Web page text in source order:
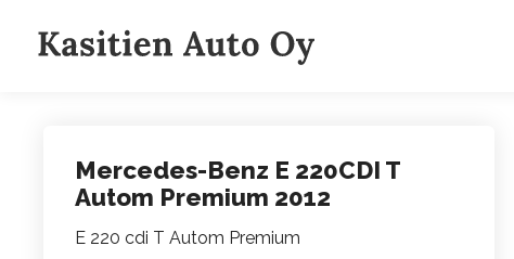
sisältöön
Mercedes-Benz E 220CDI T
Autom Premium 2012
E 220 cdi T Autom Premium